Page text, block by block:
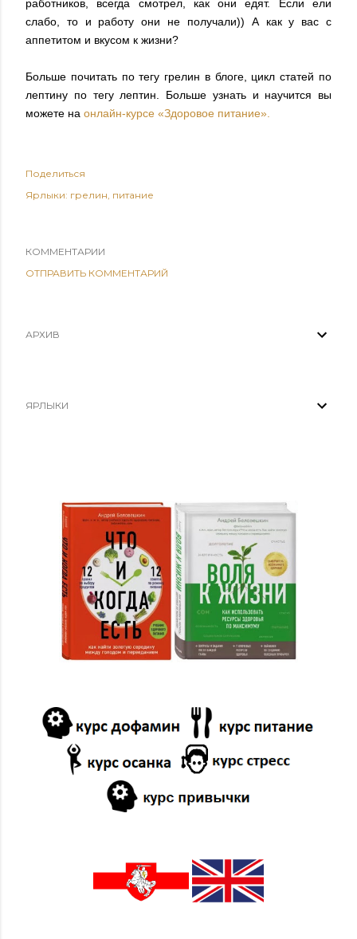
работников, всегда смотрел, как они едят. Если ели
слабо, то и работу они не получали)) А как у вас с
аппетитом и вкусом к жизни?
Больше почитать по тегу грелин в блоге, цикл статей по
лептину по тегу лептин. Больше узнать и научится вы
можете на онлайн-курсе «Здоровое питание».
Поделиться
Ярлыки: грелин питание
КОММЕНТАРИИ
ОТПРАВИТЬ КОММЕНТАРИЙ
АРХИВ
ЯРЛЫКИ